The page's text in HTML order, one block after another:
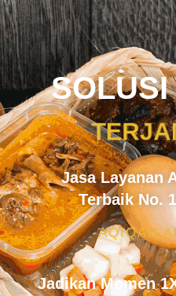
Jasa Layanan
Terbaik No.
-AQIQAH
Jadikan Momen